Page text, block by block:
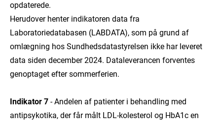
opdaterede.
Herudover henter indikatoren data fra
Laboratoriedatabasen (LABDATA), som på grund af
omlægning hos Sundhedsdatastyrelsen ikke har leveret
data siden december 2024. Dataleverancen forventes
genoptaget efter sommerferien.
Indikator 7 - Andelen af patienter i behandling med
antipsykotika, der får målt LDL-kolesterol og HbA1c en